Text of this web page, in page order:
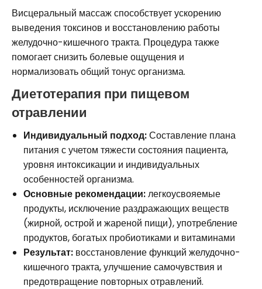
Висцеральный массаж способствует ускорению
выведения токсинов и восстановлению работы
желудочно-кишечного тракта. Процедура также
помогает снизить болевые ощущения и
нормализовать общий тонус организма.
Диетотерапия при пищевом
отравлении
Индивидуальный подход:Составление плана
питания с учетом тяжести состояния пациента,
уровня интоксикации и индивидуальных
особенностей организма.
Основные рекомендации:легкоусвояемые
продукты, исключение раздражающих веществ
(жирной, острой и жареной пищи), употребление
продуктов, богатых пробиотиками и витаминами
Результат: восстановление функций желудочно-
кишечного тракта, улучшение самочувствия и
предотвращение повторных отравлений.